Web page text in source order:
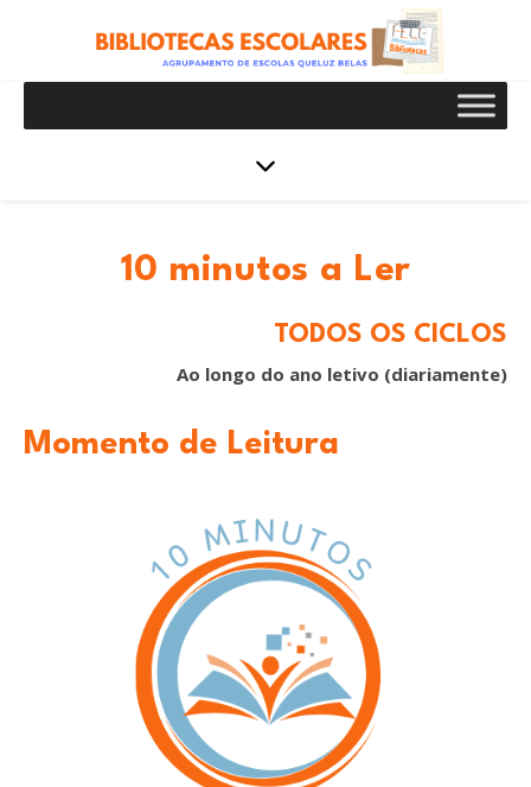
10 minutos a Ler
TODOS OS CICLOS
Ao longo do ano letivo (diariamente)
Momento de Leitura